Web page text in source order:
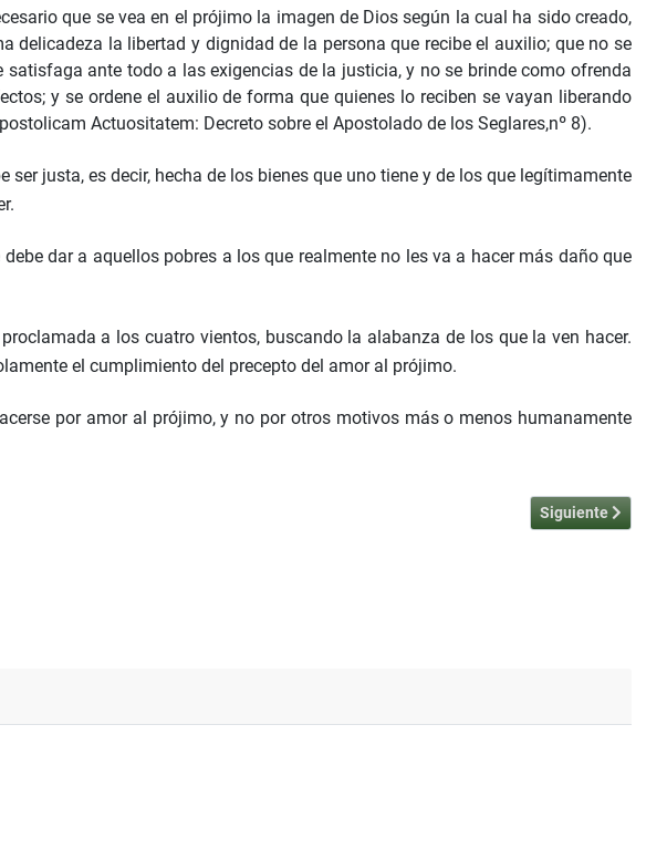
que se vea en el prójimo la imagen de Dios según la cual ha sido creado,
delicadeza la libertad y dignidad de la persona que recibe el auxilio; que no se
ante todo a las exigencias de la justicia, y no se brinde como ofrenda
y se ordene el auxilio de forma que quienes lo reciben se vayan liberando
Actuositatem: Decreto sobre el Apostolado de los Seglares,nº 8).
justa, es decir, hecha de los bienes que uno tiene y de los que legítimamente
dar a aquellos pobres a los que realmente no les va a hacer más daño que
a los cuatro vientos, buscando la alabanza de los que la ven hacer.
el cumplimiento del precepto del amor al prójimo.
por amor al prójimo, y no por otros motivos más o menos humanamente
Artículo
Siguiente